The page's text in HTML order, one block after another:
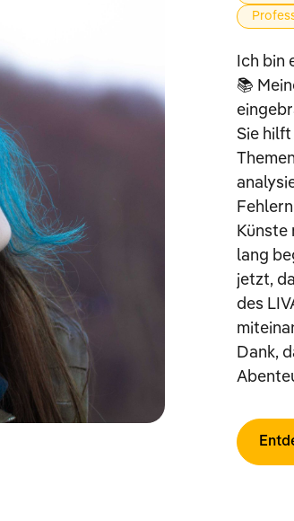
Ich bin
📚
Sie
Künste
lang
jetzt,
des
Dank,